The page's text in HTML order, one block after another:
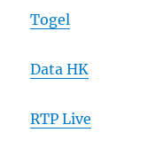
Togel
Data HK
RTP Live